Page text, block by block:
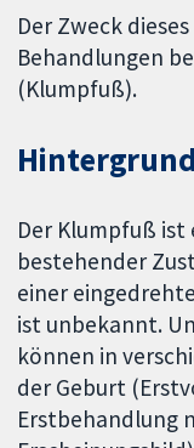
Der Zweck
Behandlungen
(Klumpfuß).
Hintergrund
Der Klumpfuß
bestehender
einer
ist unbekannt.
können in
der Geburt
Erstbehandlung